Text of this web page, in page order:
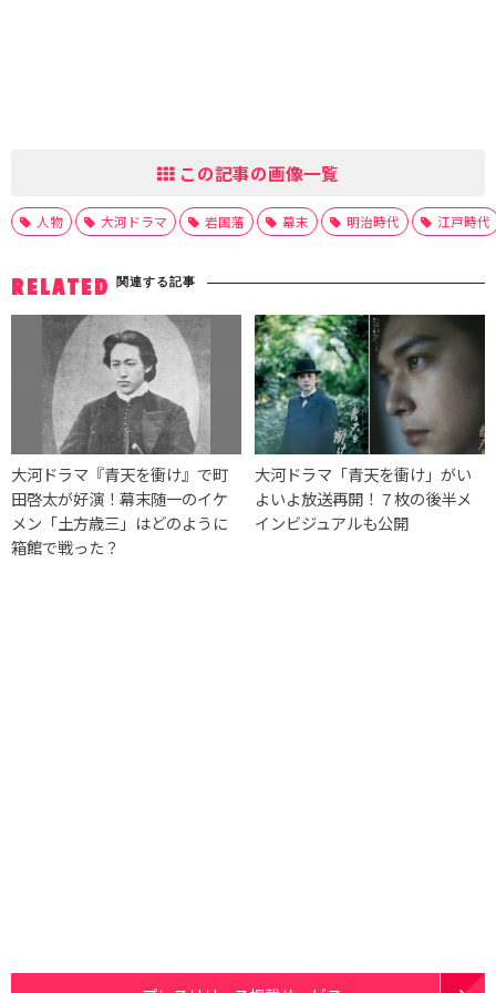
この記事の画像一覧
人物 大河ドラマ 岩国藩 幕末 明治時代 江戸時代
RELATED 関連する記事
大河ドラマ『青天を衝け』で町
田啓太が好演！幕末随一のイケ
メン「土方歳三」はどのように
箱館で戦った？
大河ドラマ「青天を衝け」がい
よいよ放送再開！７枚の後半メ
インビジュアルも公開